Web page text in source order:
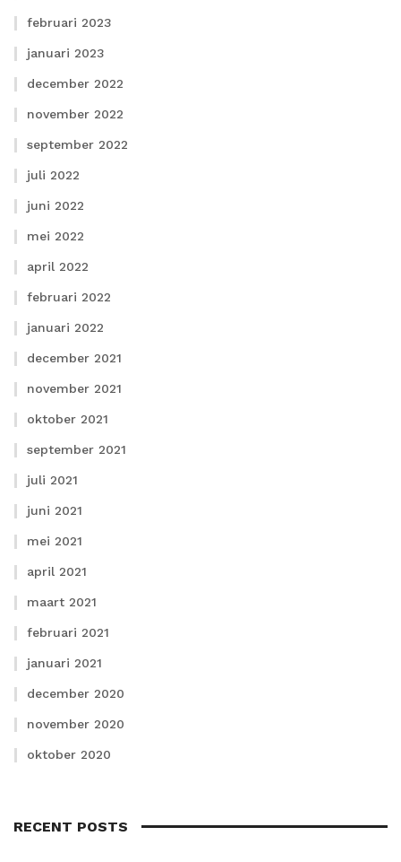
februari 2023
januari 2023
december 2022
november 2022
september 2022
juli 2022
juni 2022
mei 2022
april 2022
februari 2022
januari 2022
december 2021
november 2021
oktober 2021
september 2021
juli 2021
juni 2021
mei 2021
april 2021
maart 2021
februari 2021
januari 2021
december 2020
november 2020
oktober 2020
RECENT POSTS